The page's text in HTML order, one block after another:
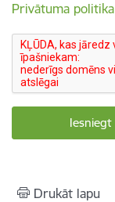
Privātuma politika
Drukāt lapu